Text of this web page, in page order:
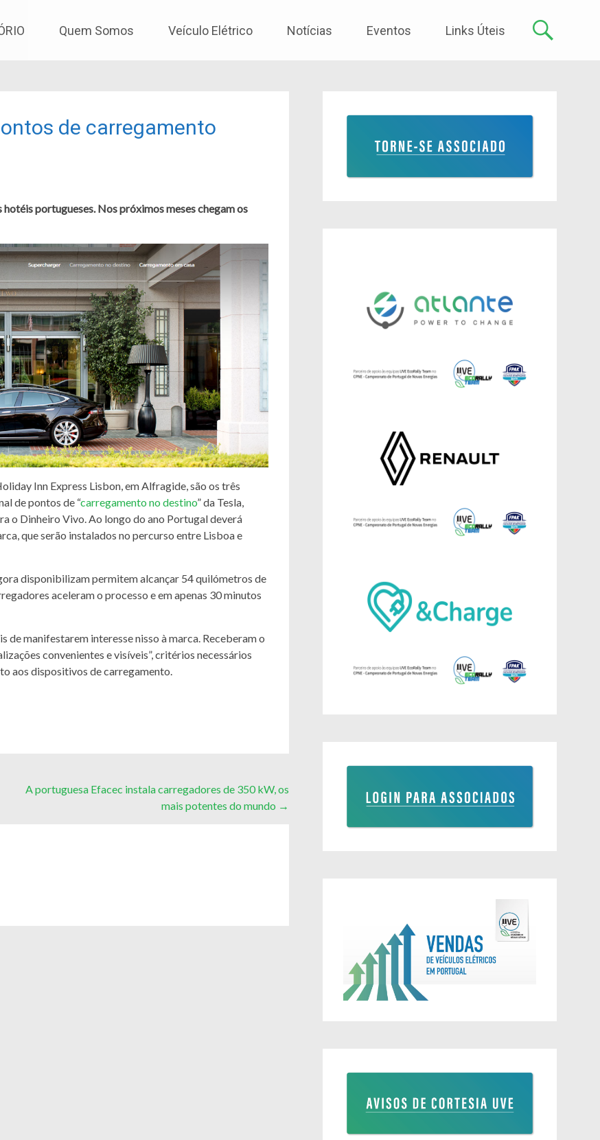
Quem Somos Veículo Elétrico Notícias Eventos Links Úteis
de carregamento
portugueses. Nos próximos meses chegam os
Inn Express Lisbon, em Alfragide, são os três
de pontos de “carregamento no destino” da Tesla,
o Dinheiro Vivo. Ao longo do ano Portugal deverá
que serão instalados no percurso entre Lisboa e
disponibilizam permitem alcançar 54 quilómetros de
aceleram o processo e em apenas 30 minutos
de manifestarem interesse nisso à marca. Receberam o
convenientes e visíveis”, critérios necessários
aos dispositivos de carregamento.
A portuguesa Efacec instala carregadores de 350 kW, os
mais potentes do mundo →